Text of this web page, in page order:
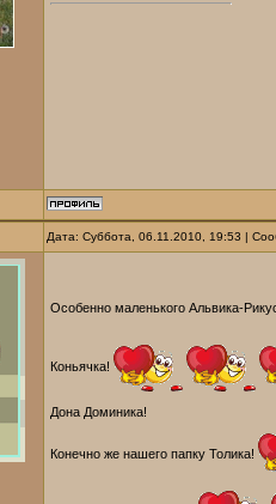
Дата: Суббота, 06.11.2010, 19:53 |
Особенно маленького Альвика-
Коньячка!
Дона Доминика!
Конечно же нашего папку Толика!